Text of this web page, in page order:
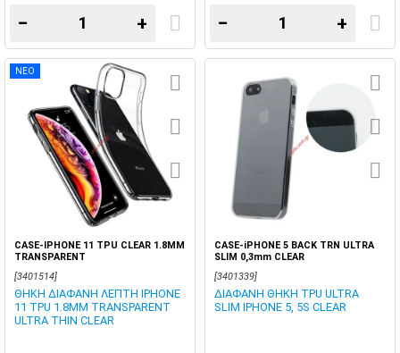
− + − +
ΝΕΟ
CASE-IPHONE 11 TPU CLEAR 1.8MM
TRANSPARENT
[3401514]
ΘΗΚΗ ΔΙΑΦΑΝΗ ΛΕΠΤΗ IPHONE
11 TPU 1.8MM TRANSPARENT
ULTRA THIN CLEAR
CASE-iPHONE 5 BACK TRN ULTRA
SLIM 0,3mm CLEAR
[3401339]
ΔΙΑΦΑΝΗ ΘΗΚΗ TPU ULTRA
SLIM IPHONE 5, 5S CLEAR